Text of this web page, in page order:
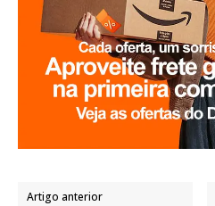
Artigo anterior